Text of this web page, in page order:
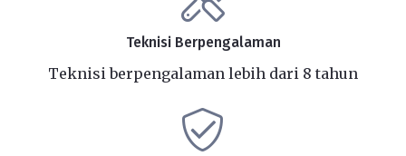
Teknisi Berpengalaman
Teknisi berpengalaman lebih dari 8 tahun